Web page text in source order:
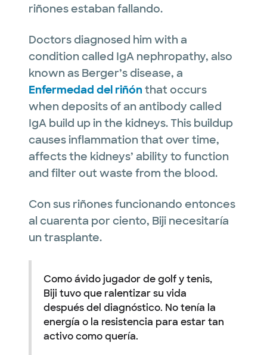
riñones estaban fallando.
Doctors diagnosed him with a
condition called IgA nephropathy, also
known as Berger’s disease, a
Enfermedad del riñón that occurs
when deposits of an antibody called
IgA build up in the kidneys. This buildup
causes inflammation that over time,
affects the kidneys’ ability to function
and filter out waste from the blood.
Con sus riñones funcionando entonces
al cuarenta por ciento, Biji necesitaría
un trasplante.
Como ávido jugador de golf y tenis,
Biji tuvo que ralentizar su vida
después del diagnóstico. No tenía la
energía o la resistencia para estar tan
activo como quería.